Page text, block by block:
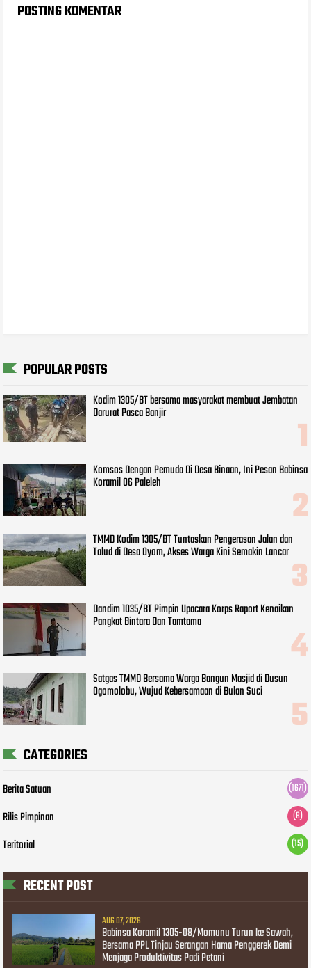
POSTING KOMENTAR
POPULAR POSTS
Kodim 1305/BT bersama masyarakat membuat Jembatan
Darurat Pasca Banjir
Komsos Dengan Pemuda Di Desa Binaan, Ini Pesan Babinsa
Koramil 06 Paleleh
TMMD Kodim 1305/BT Tuntaskan Pengerasan Jalan dan
Talud di Desa Oyom, Akses Warga Kini Semakin Lancar
Dandim 1035/BT Pimpin Upacara Korps Raport Kenaikan
Pangkat Bintara Dan Tamtama
Satgas TMMD Bersama Warga Bangun Masjid di Dusun
Ogomolobu, Wujud Kebersamaan di Bulan Suci
CATEGORIES
Berita Satuan (1671)
Rilis Pimpinan (8)
Teritorial (15)
RECENT POST
AUG 07, 2026
Babinsa Koramil 1305-08/Momunu Turun ke Sawah,
Bersama PPL Tinjau Serangan Hama Penggerek Demi
Menjaga Produktivitas Padi Petani